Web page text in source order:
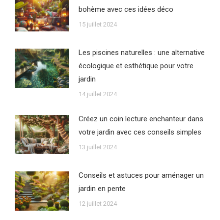
bohème avec ces idées déco
15 juillet 2024
Les piscines naturelles : une alternative
écologique et esthétique pour votre
jardin
14 juillet 2024
Créez un coin lecture enchanteur dans
votre jardin avec ces conseils simples
13 juillet 2024
Conseils et astuces pour aménager un
jardin en pente
12 juillet 2024